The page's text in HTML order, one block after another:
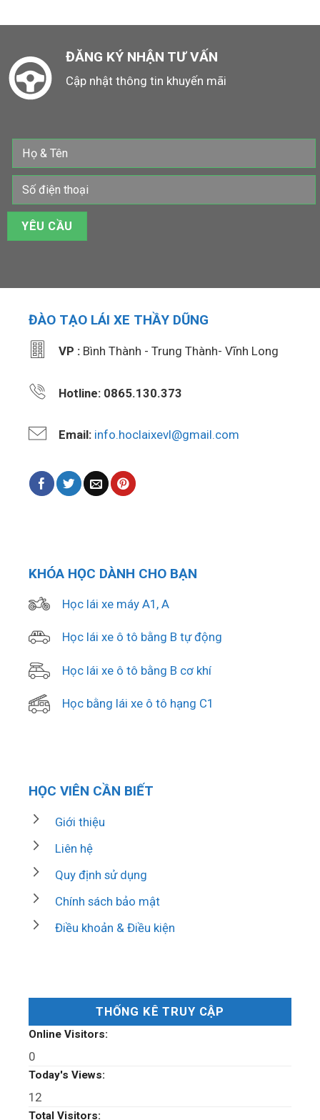
ĐĂNG KÝ NHẬN TƯ VẤN
Cập nhật thông tin khuyến mãi
ĐÀO TẠO LÁI XE THẦY DŨNG
VP :Bình Thành - Trung Thành- Vĩnh Long
Hotline: 0865.130.373
Email: info.hoclaixevl@gmail.com
KHÓA HỌC DÀNH CHO BẠN
Học lái xe máy A1, A
Học lái xe ô tô bằng B tự động
Học lái xe ô tô bằng B cơ khí
Học bằng lái xe ô tô hạng C1
HỌC VIÊN CẦN BIẾT
Giới thiệu
Liên hệ
Quy định sử dụng
Chính sách bảo mật
Điều khoản & Điều kiện
THỐNG KÊ TRUY CẬP
Online Visitors:
0
Today's Views:
12
Total Visitors: